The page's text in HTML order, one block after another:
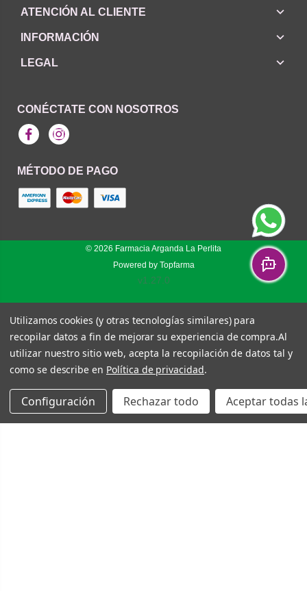
ATENCIÓN AL CLIENTE
INFORMACIÓN
LEGAL
CONÉCTATE CON NOSOTROS
FacebookInstagram
MÉTODO DE PAGO
© 2026 Farmacia Arganda La Perlita
Powered by Topfarma
v1.27.0
Utilizamos cookies (y otras tecnologías similares) para
recopilar datos a fin de mejorar su experiencia de compra.Al
utilizar nuestro sitio web, acepta la recopilación de datos tal y
como se describe en Política de privacidad.
Configuración Rechazar todo Aceptar todas